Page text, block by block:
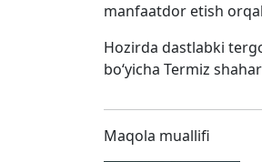
manfaatdor etish
Hozirda dastlabki
bo‘yicha Termiz
Maqola muallifi